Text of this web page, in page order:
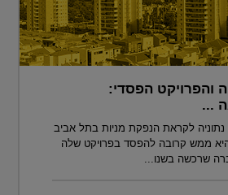
והפרויקט הפסדי:
...
לקראת הנפקת מניות בתל אביב
ממש קרובה להפסד בפרויקט שלה
שרכשה בשנו...